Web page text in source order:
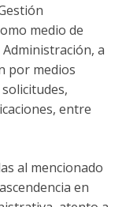
medio de
a
por medios
entre
al mencionado
en